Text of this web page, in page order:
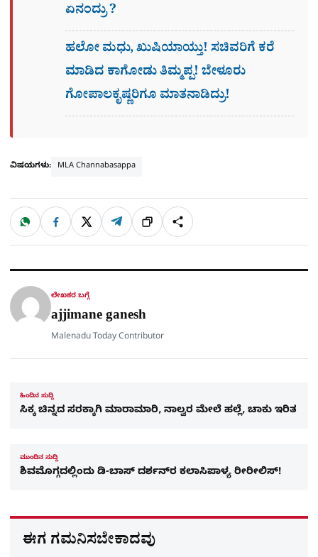
ಏನಂದ್ರು ?
ಹಲೋ ಮಧು, ಖುಷಿಯಾಯ್ತು! ಸಚಿವರಿಗೆ ಕರೆ
ಮಾಡಿದ ಕಾಗೋಡು ತಿಮ್ಮಪ್ಪ! ಬೇಳೂರು
ಗೋಪಾಲಕೃಷ್ಣರಿಗೂ ಮಾತನಾಡಿದ್ರು!
ವಿಷಯಗಳು: MLA Channabasappa
ಹಂಚಿಕೊಳ್ಳಿ
W
a
t
p
F
c
e
o
X T
l
e
a
ಲಿಂ
ಕ್
S
h
a
ಲೇಖಕರ ಬಗ್ಗೆ
ajjimane ganesh
Malenadu Today Contributor
ಹಿಂದಿನ ಸುದ್ದಿ
ಸಿಕ್ಕ ಚಿನ್ನದ ಸರಕ್ಕಾಗಿ ಮಾರಾಮಾರಿ, ನಾಲ್ವರ ಮೇಲೆ ಹಲ್ಲೆ, ಚಾಕು ಇರಿತ
ಮುಂದಿನ ಸುದ್ದಿ
ಶಿವಮೊಗ್ಗದಲ್ಲಿಂದು ಡಿ-ಬಾಸ್ ದರ್ಶನ್​ರ ಕಲಾಸಿಪಾಳ್ಯ ರೀರೀಲಿಸ್​!
ಈಗ ಗಮನಿಸಬೇಕಾದವು